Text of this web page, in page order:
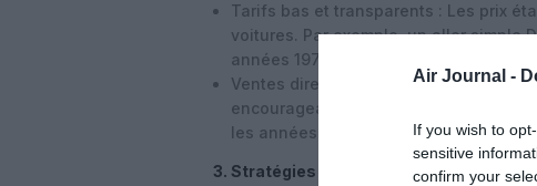
Air Journal -
If you wish to
sensitive
confirm your
Tarifs bas et transparents : Les prix
voitures. Par exemple, un aller simple
années 1970 (équivalent à ~130 $
Ventes directes
: Southwest a évité
encourageant les réservations
les années 1990.
3. Stratégies de croissance et